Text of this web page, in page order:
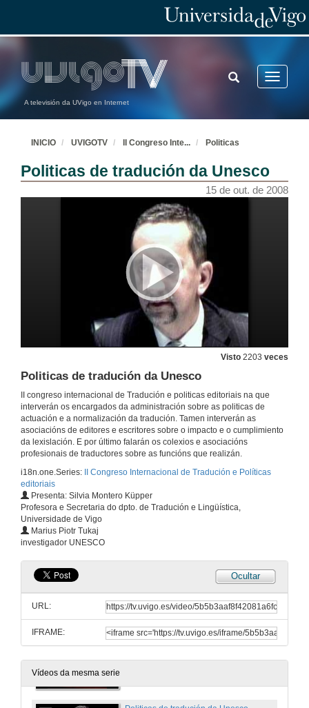
A televisión da UVigo en Internet
Toggle
TOGGLE
SEARCH
INICIO UVIGOTV II Congreso Inte... Politicas
Politicas de tradución da Unesco
15 de out. de 2008
Visto 2203 veces
Politicas de tradución da Unesco
II congreso internacional de Tradución e politicas editoriais na que
interverán os encargados da administración sobre as politicas de
actuación e a normalización da tradución. Tamen interverán as
asociacións de editores e escritores sobre o impacto e o cumplimiento
da lexislación. E por último falarán os colexios e asociacións
profesionais de traductores sobre as funcións que realizán.
i18n.one.Series:
II Congreso Internacional de Tradución e Políticas
editoriais
Presenta: Silvia Montero Küpper
Profesora e Secretaria do dpto. de Tradución e Lingüística,
Universidade de Vigo
Marius Piotr Tukaj
investigador UNESCO
Ocultar
URL:
IFRAME:
Vídeos da mesma serie
Inauguración